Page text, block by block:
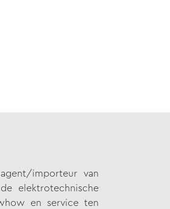
importeur van
elektrotechnische
en service ten